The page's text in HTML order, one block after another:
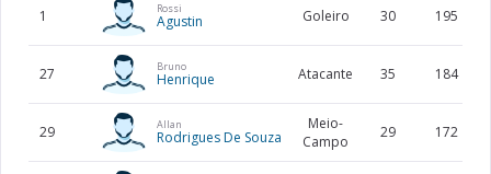
1 Rossi
Agustin Goleiro 30 195
27 Bruno
Henrique Atacante 35 184
29 Allan
Rodrigues De Souza
Meio-
Campo
29 172